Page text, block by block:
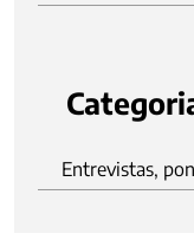
Entrevistas,